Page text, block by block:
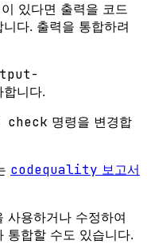
있다면 출력을 코드
다. 출력을 통합하려
니다.
명령을 변경합
codequality 보고서
사용하거나 수정하여
통합할 수도 있습니다.